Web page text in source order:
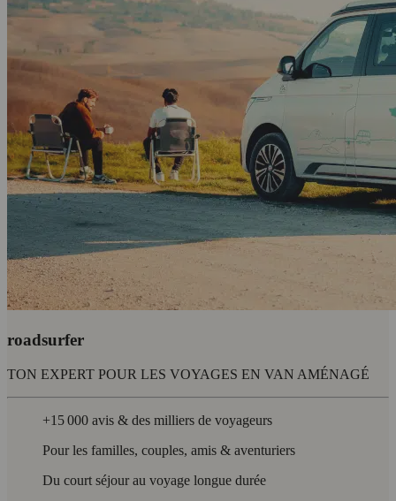
roadsurfer
TON EXPERT POUR LES VOYAGES EN VAN AMÉNAGÉ
+15 000 avis & des milliers de voyageurs
Pour les familles, couples, amis & aventuriers
Du court séjour au voyage longue durée